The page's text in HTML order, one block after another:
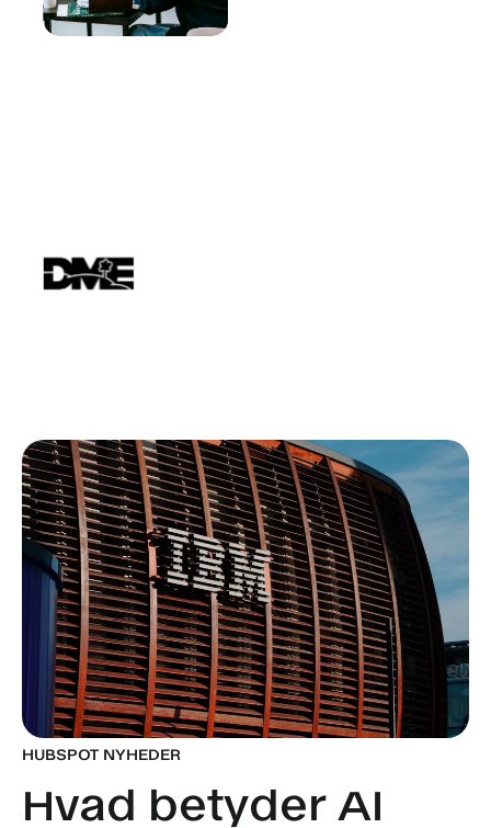
HUBSPOT NYHEDER
Hvad betyder AI